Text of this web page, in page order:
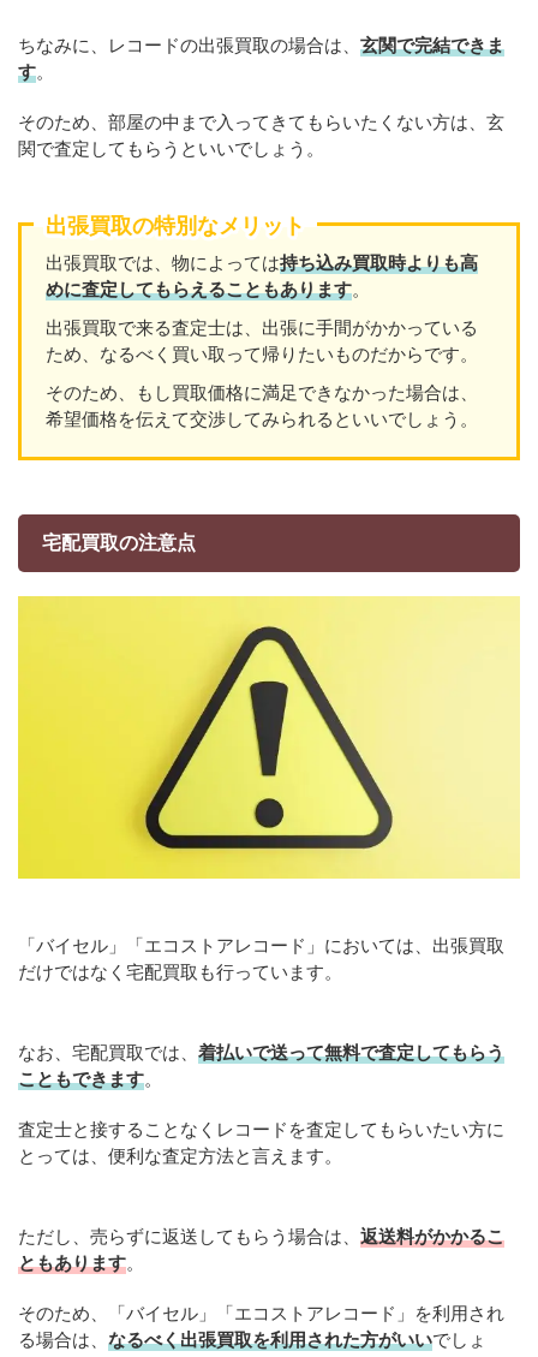
ちなみに、レコードの出張買取の場合は、 玄関で完結できま
す。
そのため、部屋の中まで入ってきてもらいたくない方は、玄
関で査定してもらうといいでしょう。
出張買取の特別なメリット
出張買取では、物によっては持ち込み買取時よりも高
めに査定してもらえることもあります。
出張買取で来る査定士は、出張に手間がかかっている
ため、なるべく買い取って帰りたいものだからです。
そのため、もし買取価格に満足できなかった場合は、
希望価格を伝えて交渉してみられるといいでしょう。
宅配買取の注意点
「バイセル」「エコストアレコード」においては、出張買取
だけではなく宅配買取も行っています。
なお、宅配買取では、 着払いで送って無料で査定してもらう
こともできます。
査定士と接することなくレコードを査定してもらいたい方に
とっては、便利な査定方法と言えます。
ただし、売らずに返送してもらう場合は、 返送料がかかるこ
ともあります。
そのため、「バイセル」「エコストアレコード」を利用され
る場合は、 なるべく出張買取を利用された方がいいでしょ